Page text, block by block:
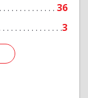
36
3